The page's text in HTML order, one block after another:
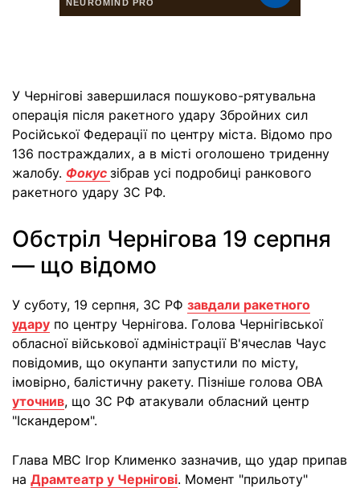
У Чернігові завершилася пошуково-рятувальна
операція після ракетного удару Збройних сил
Російської Федерації по центру міста. Відомо про
136 постраждалих, а в місті оголошено триденну
жалобу. Фокус зібрав усі подробиці ранкового
ракетного удару ЗС РФ.
Обстріл Чернігова 19 серпня
— що відомо
У суботу, 19 серпня, ЗС РФ завдали ракетного
удару по центру Чернігова. Голова Чернігівської
обласної військової адміністрації В'ячеслав Чаус
повідомив, що окупанти запустили по місту,
імовірно, балістичну ракету. Пізніше голова ОВА
уточнив, що ЗС РФ атакували обласний центр
"Іскандером".
Глава МВС Ігор Клименко зазначив, що удар припав
на Драмтеатр у Чернігові. Момент "прильоту"